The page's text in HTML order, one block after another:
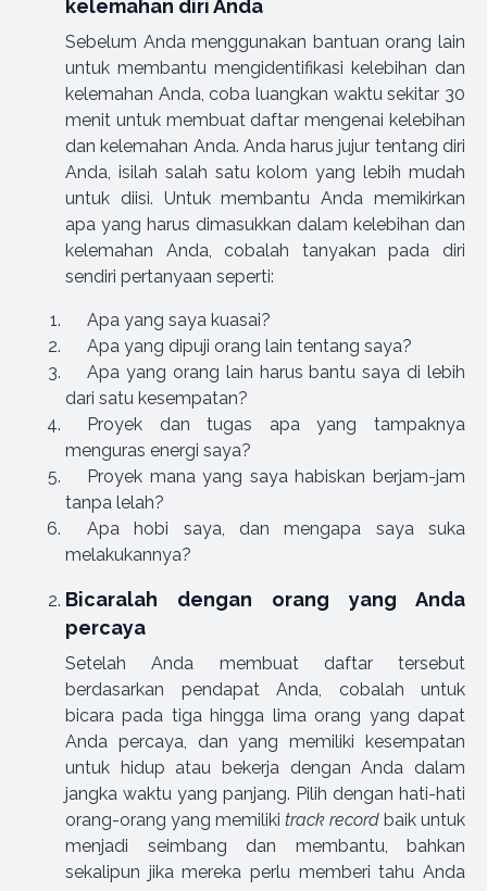
kelemahan diri Anda
Sebelum Anda menggunakan bantuan orang lain
untuk membantu mengidentifikasi kelebihan dan
kelemahan Anda, coba luangkan waktu sekitar 30
menit untuk membuat daftar mengenai kelebihan
dan kelemahan Anda. Anda harus jujur tentang diri
Anda, isilah salah satu kolom yang lebih mudah
untuk diisi. Untuk membantu Anda memikirkan
apa yang harus dimasukkan dalam kelebihan dan
kelemahan Anda, cobalah tanyakan pada diri
sendiri pertanyaan seperti:
Apa yang saya kuasai?
Apa yang dipuji orang lain tentang saya?
Apa yang orang lain harus bantu saya di lebih
dari satu kesempatan?
Proyek dan tugas apa yang tampaknya
menguras energi saya?
Proyek mana yang saya habiskan berjam-jam
tanpa lelah?
Apa hobi saya, dan mengapa saya suka
melakukannya?
Bicaralah dengan orang yang Anda
percaya
Setelah Anda membuat daftar tersebut
berdasarkan pendapat Anda, cobalah untuk
bicara pada tiga hingga lima orang yang dapat
Anda percaya, dan yang memiliki kesempatan
untuk hidup atau bekerja dengan Anda dalam
jangka waktu yang panjang. Pilih dengan hati-hati
orang-orang yang memiliki track record baik untuk
menjadi seimbang dan membantu, bahkan
sekalipun jika mereka perlu memberi tahu Anda